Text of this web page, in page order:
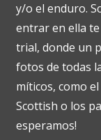
y/o el enduro.
entrar en ella
trial, donde un
fotos de todas
míticos, como
Scottish o los
esperamos!